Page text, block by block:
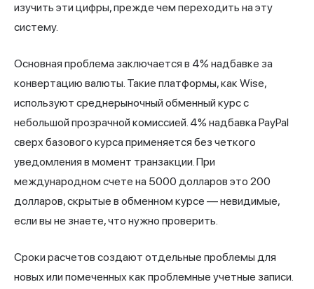
изучить эти цифры, прежде чем переходить на эту
систему.
Основная проблема заключается в 4% надбавке за
конвертацию валюты. Такие платформы, как Wise,
используют среднерыночный обменный курс с
небольшой прозрачной комиссией. 4% надбавка PayPal
сверх базового курса применяется без четкого
уведомления в момент транзакции. При
международном счете на 5000 долларов это 200
долларов, скрытые в обменном курсе — невидимые,
если вы не знаете, что нужно проверить.
Сроки расчетов создают отдельные проблемы для
новых или помеченных как проблемные учетные записи.